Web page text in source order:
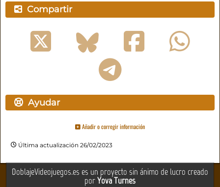
Compartir
Ayudar
Añadir o corregir información
Última actualización 26/02/2023
DoblajeVideojuegos.es es un proyecto sin ánimo de lucro creado
porYova Turnes